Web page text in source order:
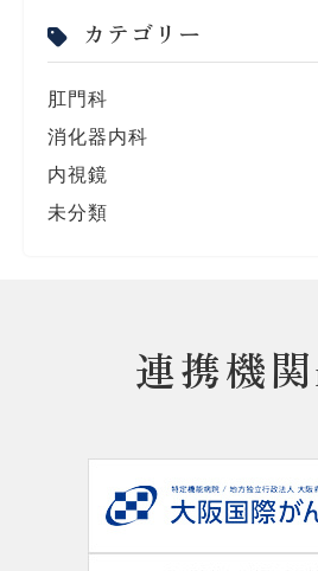
カテゴリー
肛門科
消化器内科
内視鏡
未分類
連携機関